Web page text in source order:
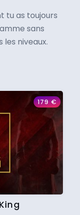
tu as toujours
sans
niveaux.
179€